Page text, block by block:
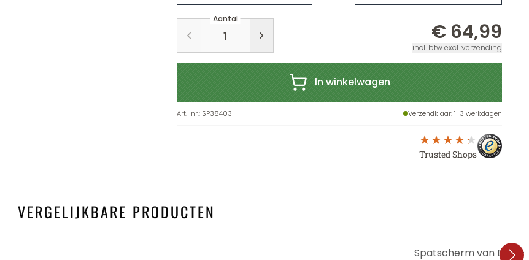
Aantal
€ 64,99
incl. btw excl. verzending
In winkelwagen
Art.-nr.: SP38403 Verzendklaar: 1-3 werkdagen
Trusted Shops
VERGELIJKBARE PRODUCTEN
Spatscherm van Duijn